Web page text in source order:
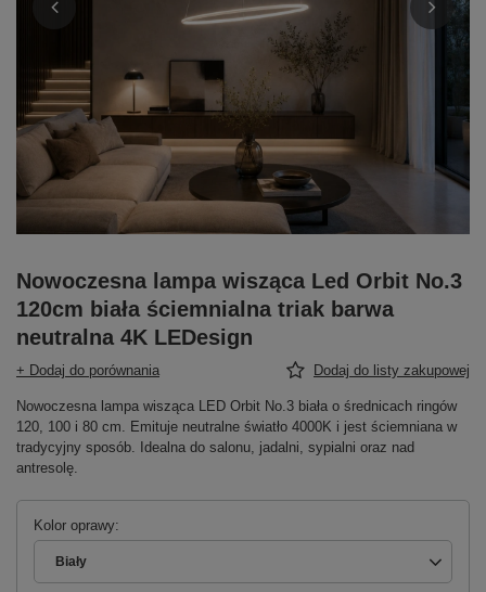
Nowoczesna lampa wisząca Led Orbit No.3
120cm biała ściemnialna triak barwa
neutralna 4K LEDesign
+ Dodaj do porównania Dodaj do listy zakupowej
Nowoczesna lampa wisząca LED Orbit No.3 biała o średnicach ringów
120, 100 i 80 cm. Emituje neutralne światło 4000K i jest ściemniana w
tradycyjny sposób. Idealna do salonu, jadalni, sypialni oraz nad
antresolę.
Kolor oprawy
Biały